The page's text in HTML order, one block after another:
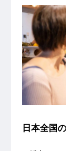
日本全国